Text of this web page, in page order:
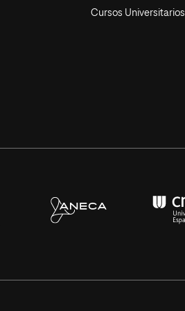
Cursos Universitarios